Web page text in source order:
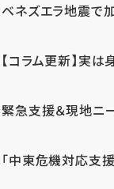
ベネズエラ地震で
【コラム更新】実
緊急支援＆現地ニ
「中東危機対応支援